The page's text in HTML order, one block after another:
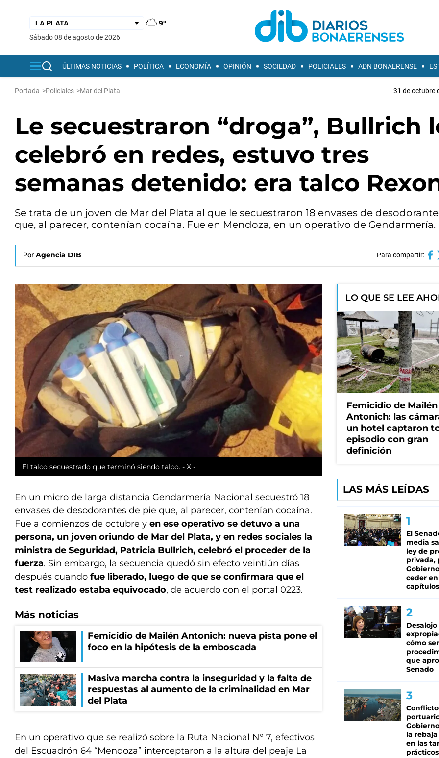
9°
sábado 08 de agosto de 2026
ÚLTIMAS NOTICIAS POLÍTICA ECONOMÍA OPINIÓN SOCIEDAD POLICIALES ADN BONAERENSE
Portada >Policiales >Mar del Plata 31 de octubre
Le secuestraron “droga”, Bullrich
celebró en redes, estuvo tres
semanas detenido: era talco
Se trata de un joven de Mar del Plata al que le secuestraron 18 envases de
que, al parecer, contenían cocaína. Fue en Mendoza, en un operativo de Gendarmería.
Por Agencia DIB Para compartir:
El talco secuestrado que terminó siendo talco. - X -
En un micro de larga distancia Gendarmería Nacional secuestró 18
envases de desodorantes de pie que, al parecer, contenían cocaína.
Fue a comienzos de octubre y en ese operativo se detuvo a una
persona, un joven oriundo de Mar del Plata, y en redes sociales la
ministra de Seguridad, Patricia Bullrich, celebró el proceder de la
fuerza. Sin embargo, la secuencia quedó sin efecto veintiún días
después cuando fue liberado, luego de que se confirmara que el
test realizado estaba equivocado, de acuerdo con el portal 0223.
Más noticias
Femicidio de Mailén Antonich: nueva pista pone el
foco en la hipótesis de la emboscada
Masiva marcha contra la inseguridad y la falta de
respuestas al aumento de la criminalidad en Mar
del Plata
En un operativo que se realizó sobre la Ruta Nacional N° 7, efectivos
del Escuadrón 64 “Mendoza” interceptaron a la altura del peaje La
LO QUE SE LEE
Femicidio de Mailén
Antonich: las
un hotel captaron
episodio con gran
definición
LAS MÁS LEÍDAS
El
media
ley de
privada,
ceder
capítulos
cómo
que
Senado
Conflicto
la rebaja
en las
prácticos